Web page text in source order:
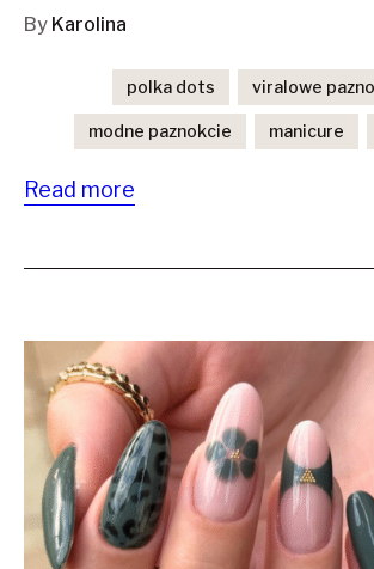
By Karolina
polka dots viralowe
modne paznokcie manicure
Read more